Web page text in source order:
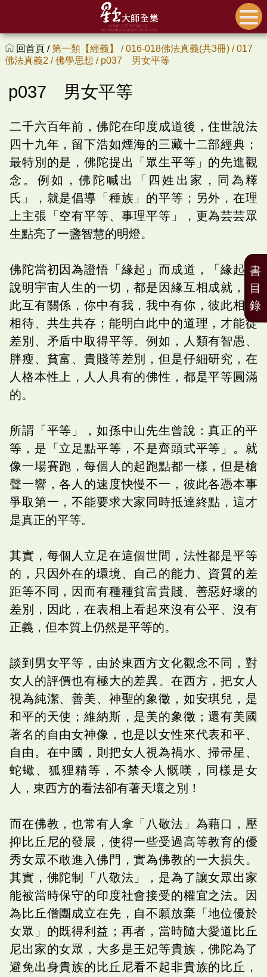
回首頁 /第一類【經義】 /016-018佛法真義(共3冊) /017
佛法真義2 /佛學思想 / p037 男女平等
p037 男女平等
二千六百年前，佛陀在印度成道後，住世說法
四十九年，留下浩如煙海的三藏十二部經典；
最特別的是，佛陀提出「眾生平等」的先進觀
念。例如，佛陀喊出「四姓出家，同為釋
氏」，就是倡導「種族」的平等；另外，在理
上主張「空有平等、事理平等」，更為芸芸眾
生點亮了一盞智慧的明燈。
佛陀當初因為證悟「緣起」而成道，「緣起」
說明宇宙人生的一切，都是因緣互相成就，彼
此互有關係，你中有我，我中有你，彼此相依
相待、共生共存；能明白此中的道理，才能從
差別、矛盾中取得平等。例如，人類有智愚、
胖瘦、貧富、貴賤等差別，但是仔細研究，在
人格本性上，人人具有的佛性，都是平等圓滿
的。
所謂「平等」，如孫中山先生曾說：真正的平
等，是「立足點平等，不是齊頭式平等」。就
像一場賽跑，每個人的起跑點都一樣，但是槍
聲一響，各人的速度快慢不一，彼此各憑本事
爭取第一，不能要求大家同時抵達終點，這才
是真正的平等。
其實，每個人立足在這個世間，法性都是平等
的，只因外在的環境、自己的能力、資質的差
距等不同，因而有種種貧富貴賤、善惡好壞的
差別，因此，在表相上看起來沒有公平、沒有
正義，但本質上仍然是平等的。
談到男女平等，由於東西方文化觀念不同，對
女人的評價也有極大的差異。在西方，把女人
視為純潔、善美、神聖的象徵，如安琪兒，是
和平的天使；維納斯，是美的象徵；還有美國
著名的自由女神像，也是以女性來代表和平、
自由。在中國，則把女人視為禍水、掃帚星、
蛇蠍、狐狸精等，不禁令人慨嘆，同樣是女
人，東西方的看法卻有著天壤之別！
而在佛教，也常有人拿「八敬法」為藉口，壓
抑比丘尼的發展，使得一些受過高等教育的優
秀女眾不敢進入佛門，實為佛教的一大損失。
其實，佛陀制「八敬法」，是為了讓女眾出家
能被當時保守的印度社會接受的權宜之法。因
為比丘僧團成立在先，自不願放棄「地位優於
女眾」的既得利益；再者，當時隨大愛道比丘
尼出家的女眾，大多是王妃等貴族，佛陀為了
避免出身貴族的比丘尼看不起非貴族的比丘，
書
目
錄